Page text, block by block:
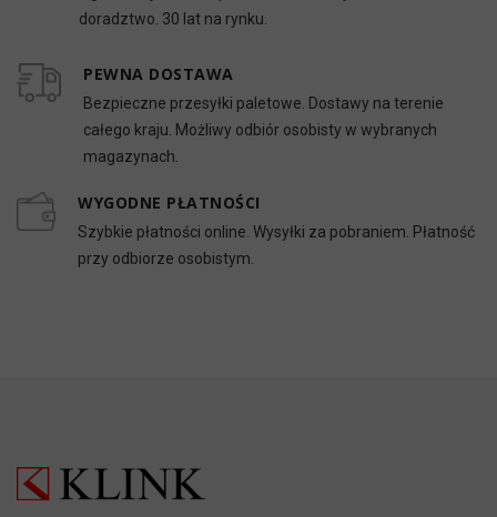
doradztwo. 30 lat na rynku.
PEWNA DOSTAWA
Bezpieczne przesyłki paletowe. Dostawy na terenie
całego kraju. Możliwy odbiór osobisty w wybranych
magazynach.
WYGODNE PŁATNOŚCI
Szybkie płatności online. Wysyłki za pobraniem. Płatność
przy odbiorze osobistym.